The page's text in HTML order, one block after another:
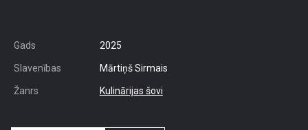
Gads 2025
Slavenības Mārtiņš Sirmais
Žanrs Kulinārijas šovi